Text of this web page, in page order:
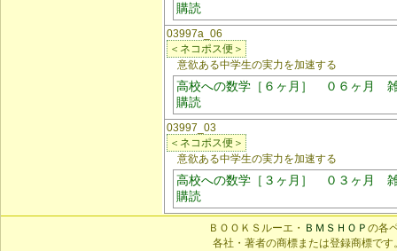
購読
03997a_06
＜ネコポス便＞
意欲ある中学生の実力を加速する
高校への数学［６ヶ月］ ０６ヶ月
購読
03997_03
＜ネコポス便＞
意欲ある中学生の実力を加速する
高校への数学［３ヶ月］ ０３ヶ月
購読
ＢＯＯＫＳルーエ・ ＢＭＳＨＯＰ の各
各社・著者の商標または登録商標で